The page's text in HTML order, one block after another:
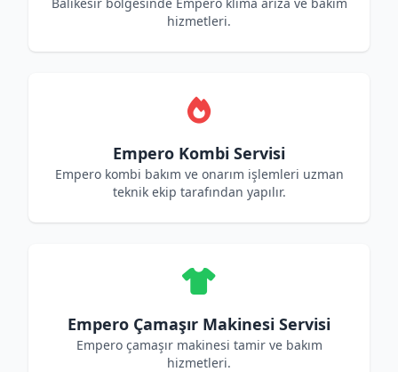
hizmetleri.
Empero Kombi Servisi
Empero kombi bakım ve onarım işlemleri uzman
teknik ekip tarafından yapılır.
Empero Çamaşır Makinesi Servisi
Empero çamaşır makinesi tamir ve bakım
hizmetleri.